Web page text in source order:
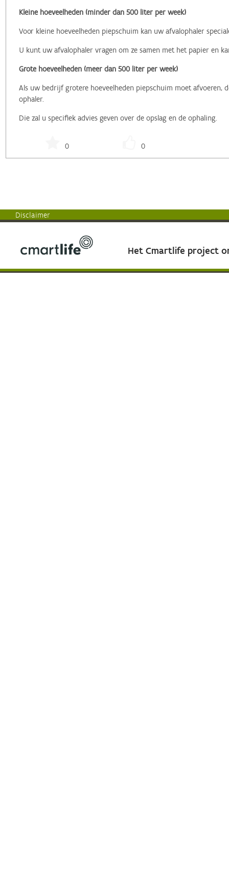
Kleine hoeveelheden (minder dan 500 liter per week)
Voor kleine hoeveelheden piepschuim kan uw afvalophaler
U kunt uw afvalophaler vragen om ze samen met het papier en
Grote hoeveelheden (meer dan 500 liter per week)
Als uw bedrijf grotere hoeveelheden piepschuim moet afvoeren,
ophaler.
Die zal u specifiek advies geven over de opslag en de ophaling.
0 0
Disclaimer
Het Cmartlife project